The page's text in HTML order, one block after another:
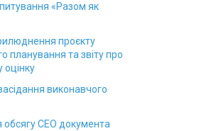
«Разом як
проєкту
планування та звіту про
оцінку
виконавчого
обсягу СЕО документа